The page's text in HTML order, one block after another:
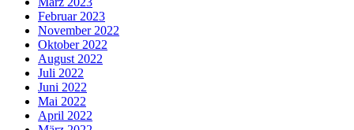
Februar 2023
November 2022
Oktober 2022
August 2022
Juli 2022
Juni 2022
Mai 2022
April 2022